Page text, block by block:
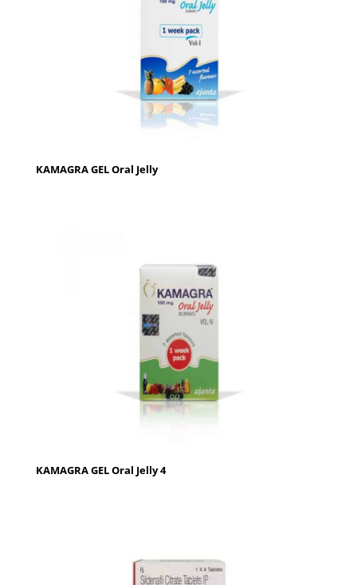
KAMAGRA GEL Oral Jelly
KAMAGRA GEL Oral Jelly 4